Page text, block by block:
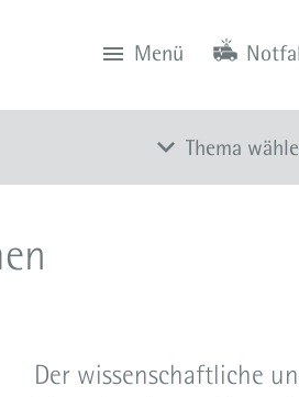
Menü
Thema
Ethikkomitee
Der wissenschaftliche